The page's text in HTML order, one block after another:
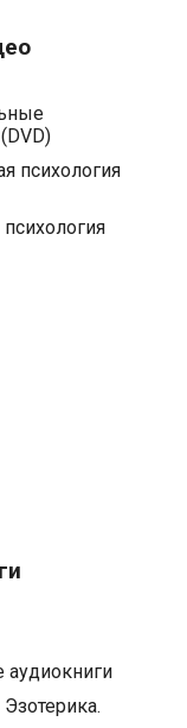
психология
аудиокниги